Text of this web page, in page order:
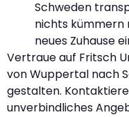
Schweden
nichts kümmern
neues Zuhause
Vertraue auf Fritsch
von Wuppertal nach
gestalten.
unverbindliches